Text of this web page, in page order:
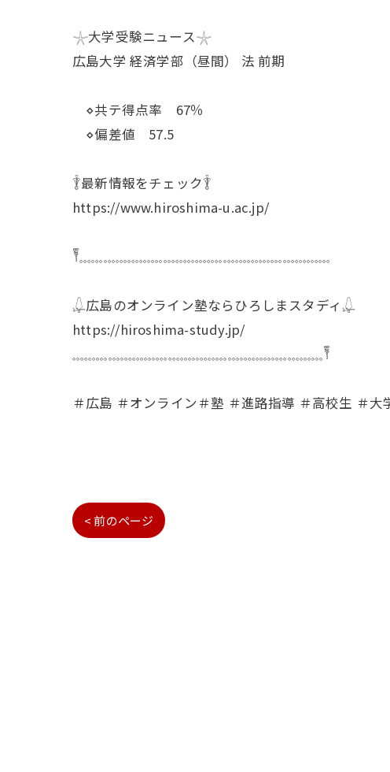
𓇼大学受験ニュース𓇼
広島大学 経済学部（昼間） 法 前期
⋄共テ得点率 67％
⋄偏差値 57.5
𓇊最新情報をチェック𓇊
https://www.hiroshima-u.ac.jp/
𓏣𓈓𓈓𓈓𓈓𓈓𓈓𓈓𓈓𓈓𓈓𓈓𓈓𓈓𓈓𓈓𓈓𓈓𓈓𓈓𓈓𓈓
𓆮広島のオンライン塾ならひろしまスタディ𓆮
https://hiroshima-study.jp/
𓈓𓈓𓈓𓈓𓈓𓈓𓈓𓈓𓈓𓈓𓈓𓈓𓈓𓈓𓈓𓈓𓈓𓈓𓈓𓈓𓈓𓏣
＃広島 ＃オンライン＃塾 ＃進路指導 ＃高校生 ＃
< 前のページ